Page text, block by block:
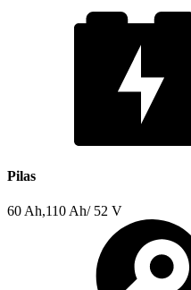
Pilas
60 Ah,110 Ah/ 52 V